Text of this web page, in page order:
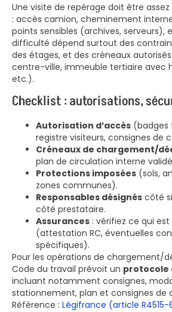
Une visite de repérage doit être
: accès camion, cheminement
points sensibles (archives, serveurs),
difficulté dépend surtout des
des étages, et des créneaux
centre-ville, immeuble tertiaire avec
etc.).
Checklist : autorisations,
Autorisation d’accès (badges
registre visiteurs, consignes de
Créneaux de chargement/
plan de circulation interne
Protections imposées (sols,
zones communes).
Responsables désignés côté
côté prestataire.
Assurances : vérifiez ce qui
(attestation RC, éventuelles
spécifiques).
Pour les opérations de chargement/
Code du travail prévoit un protocole
incluant notamment consignes,
stationnement, plan et consignes de
Référence : Légifrance (article R4515-